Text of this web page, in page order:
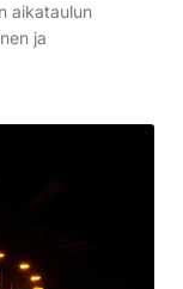
aikataulun
ja